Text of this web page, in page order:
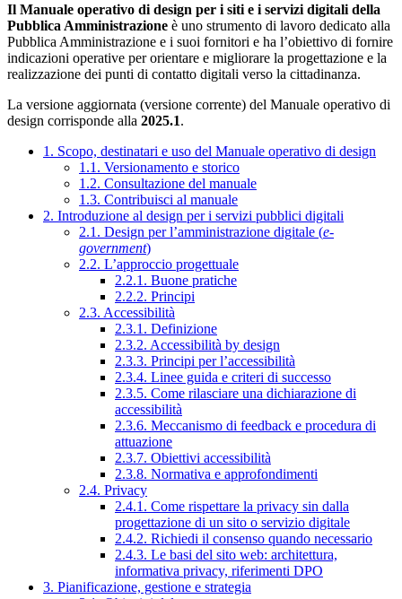
Il Manuale operativo di design per i siti e i servizi digitali della
Pubblica Amministrazione è uno strumento di lavoro dedicato alla
Pubblica Amministrazione e i suoi fornitori e ha l’obiettivo di fornire
indicazioni operative per orientare e migliorare la progettazione e la
realizzazione dei punti di contatto digitali verso la cittadinanza.
La versione aggiornata (versione corrente) del Manuale operativo di
design corrisponde alla 2025.1.
1. Scopo, destinatari e uso del Manuale operativo di design
1.1. Versionamento e storico
1.2. Consultazione del manuale
1.3. Contribuisci al manuale
2. Introduzione al design per i servizi pubblici digitali
2.1. Design per l’amministrazione digitale (e-
government)
2.2. L’approccio progettuale
2.2.1. Buone pratiche
2.2.2. Principi
2.3. Accessibilità
2.3.1. Definizione
2.3.2. Accessibilità by design
2.3.3. Principi per l’accessibilità
2.3.4. Linee guida e criteri di successo
2.3.5. Come rilasciare una dichiarazione di
accessibilità
2.3.6. Meccanismo di feedback e procedura di
attuazione
2.3.7. Obiettivi accessibilità
2.3.8. Normativa e approfondimenti
2.4. Privacy
2.4.1. Come rispettare la privacy sin dalla
progettazione di un sito o servizio digitale
2.4.2. Richiedi il consenso quando necessario
2.4.3. Le basi del sito web: architettura,
informativa privacy, riferimenti DPO
3. Pianificazione, gestione e strategia